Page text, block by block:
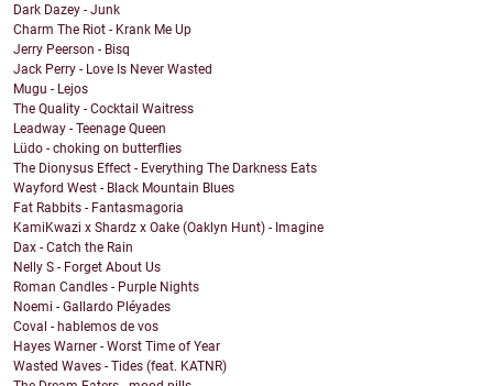
Dark Dazey - Junk
Charm The Riot - Krank Me Up
Jerry Peerson - Bisq
Jack Perry - Love Is Never Wasted
Mugu - Lejos
The Quality - Cocktail Waitress
Leadway - Teenage Queen
Lüdo - choking on butterflies
The Dionysus Effect - Everything The Darkness Eats
Wayford West - Black Mountain Blues
Fat Rabbits - Fantasmagoria
KamiKwazi x Shardz x Oake (Oaklyn Hunt) - Imagine
Dax - Catch the Rain
Nelly S - Forget About Us
Roman Candles - Purple Nights
Noemi - Gallardo Pléyades
Coval - hablemos de vos
Hayes Warner - Worst Time of Year
Wasted Waves - Tides (feat. KATNR)